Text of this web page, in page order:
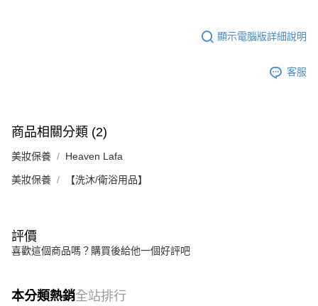
顯示電腦版詳細說明
客服
商品相關分類 (2)
美妝保養 Heaven Lafa
美妝保養 【洗沐/衛浴用品】
評價
喜歡這個商品嗎？購買後給他一個好評吧
本分類熱銷全站排行